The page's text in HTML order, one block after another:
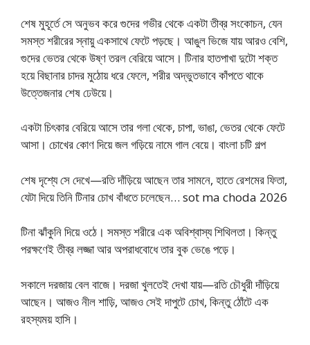
শেষ মুহূর্তে সে অনুভব করে গুদের গভীর থেকে একটা তীব্র সংকোচন, যেন
সমস্ত শরীরের স্নায়ু একসাথে ফেটে পড়ছে। আঙুল ভিজে যায় আরও বেশি,
গুদের ভেতর থেকে উষ্ণ তরল বেরিয়ে আসে। টিনার হাতপাখা দুটো শক্ত
হয়ে বিছানার চাদর মুঠোয় ধরে ফেলে, শরীর অদ্ভুতভাবে কাঁপতে থাকে
উত্তেজনার শেষ ঢেউয়ে।
একটা চিৎকার বেরিয়ে আসে তার গলা থেকে, চাপা, ভাঙা, ভেতর থেকে ফেটে
আসা। চোখের কোণ দিয়ে জল গড়িয়ে নামে গাল বেয়ে। বাংলা চটি গল্প
শেষ দৃশ্যে সে দেখে—রতি দাঁড়িয়ে আছেন তার সামনে, হাতে রেশমের ফিতা,
যেটা দিয়ে তিনি টিনার চোখ বাঁধতে চলেছেন… sot ma choda 2026
টিনা ঝাঁকুনি দিয়ে ওঠে। সমস্ত শরীরে এক অবিশ্বাস্য শিথিলতা। কিন্তু
পরক্ষণেই তীব্র লজ্জা আর অপরাধবোধে তার বুক ভেঙে পড়ে।
সকালে দরজায় বেল বাজে। দরজা খুলতেই দেখা যায়—রতি চৌধুরী দাঁড়িয়ে
আছেন। আজও নীল শাড়ি, আজও সেই দাপুটে চোখ, কিন্তু ঠোঁটে এক
রহস্যময় হাসি।